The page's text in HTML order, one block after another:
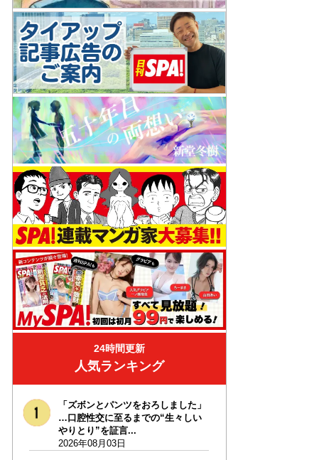
24時間更新
人気ランキング
「ズボンとパンツをおろしました」
…口腔性交に至るまでの“生々しい
やりとり”を証言...
2026年08月03日